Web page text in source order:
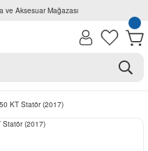
ve Aksesuar Mağazası
KT Statör (2017)